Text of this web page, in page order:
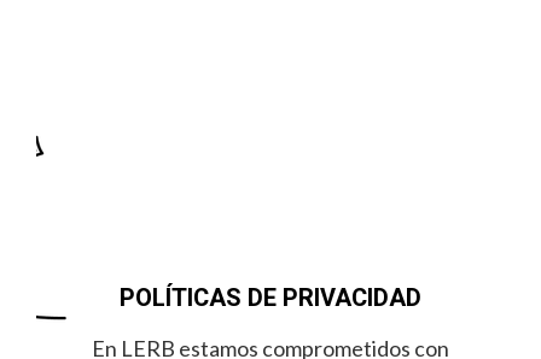
POLÍTICAS DE PRIVACIDAD
En LERB estamos comprometidos con